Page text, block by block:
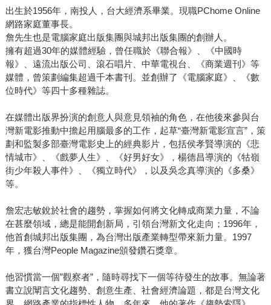
出生於1956年，南投人，台大經濟系畢業。現職PChome Online
網路家庭董事長。
詹先生也是電腦家庭出版集團與城邦出版集團的創辦人。
擁有超過30年的媒體經驗，曾任職於《聯合報》、《中國時
報》、遠流出版公司、滾石唱片、中華電視台、《商業週刊》等
媒體，曾策劃編集超過千本書刊。並創辦了《電腦家庭》、《數
位時代》等四十多種雜誌。
在媒體出版界扮演的創意人與意見領袖的角色，在他後來參與台
灣新電影推動中擔起用腦最多的工作，起草“臺灣新電影宣言”，策
劃和監製多部臺灣電影史上的經典影片，包括侯孝賢導演的《悲
情城市》、《戲夢人生》、《好男好女》，楊德昌導演的《牯嶺
街少年殺人事件》、《獨立時代》，以及吳念真導演的《多桑》
等。
詹宏志敏銳於社會的趨勢，掌握如何將文化轉成商業力量，不論
在甚麼領域，總是能開創新局，引領台灣新文化走向；1996年，
他首創城邦出版集團，為台灣出版產業轉型帶來新力量。1997
年，獲台灣People Magazine頒發鑽石獎章。
他習慣當一個”觀察者”，隨時尋找下一個等待發生的故事。無論著
書立說闡言文化趨勢、創意生產、社會經濟論題，都是台灣文化